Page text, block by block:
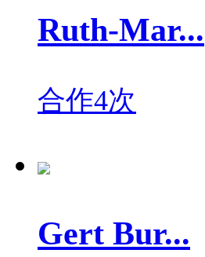
Ruth-Mar...
合作4次
Gert Bur...